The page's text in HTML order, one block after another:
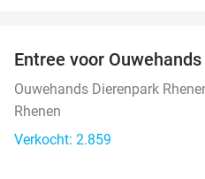
Entree voor
Ouwehands Dierenpark
Rhenen
Verkocht: 2.859